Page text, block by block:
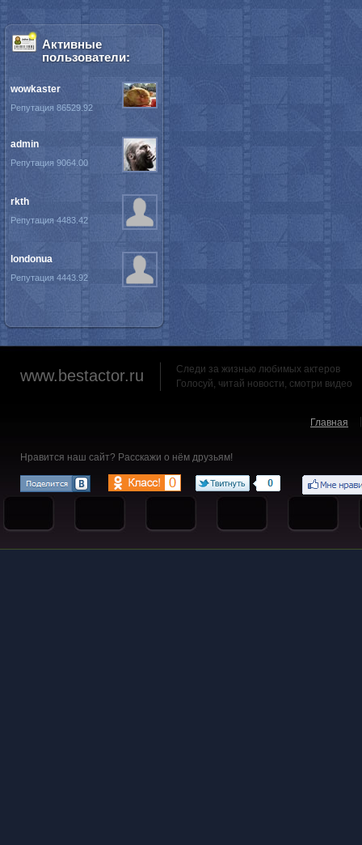
Активные
пользователи:
wowkaster
Репутация 86529.92
admin
Репутация 9064.00
rkth
Репутация 4483.42
londonua
Репутация 4443.92
www.bestactor.ru
Следи за жизнью любимых актеров
Голосуй, читай новости, смотри видео
Главная
Нравится наш сайт? Расскажи о нём друзьям!